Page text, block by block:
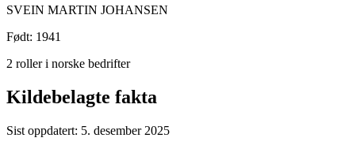
SVEIN MARTIN JOHANSEN
Født: 1941
2 roller i norske bedrifter
Kildebelagte fakta
Sist oppdatert: 5. desember 2025